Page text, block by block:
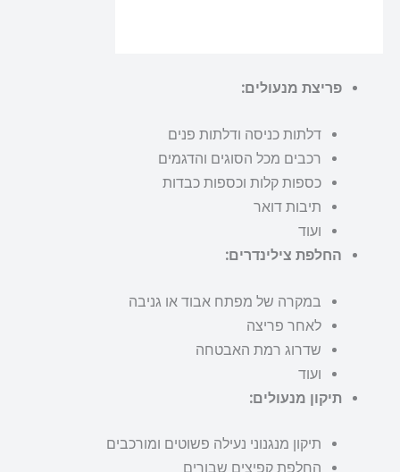
פריצת מנעולים:
דלתות כניסה ודלתות פנים
רכבים מכל הסוגים והדגמים
כספות קלות וכספות כבדות
תיבות דואר
ועוד
החלפת צילינדרים:
במקרה של מפתח אבוד או גניבה
לאחר פריצה
שדרוג רמת האבטחה
ועוד
תיקון מנעולים:
תיקון מנגנוני נעילה פשוטים ומורכבים
החלפת קפיצים שבורים